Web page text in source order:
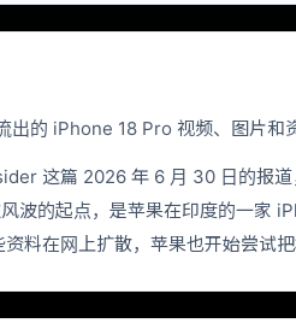
的 iPhone 18 Pro 视频、图片和
这篇 2026 年 6 月 30 日的报
波的起点，是苹果在印度的一家
料在网上扩散，苹果也开始尝试